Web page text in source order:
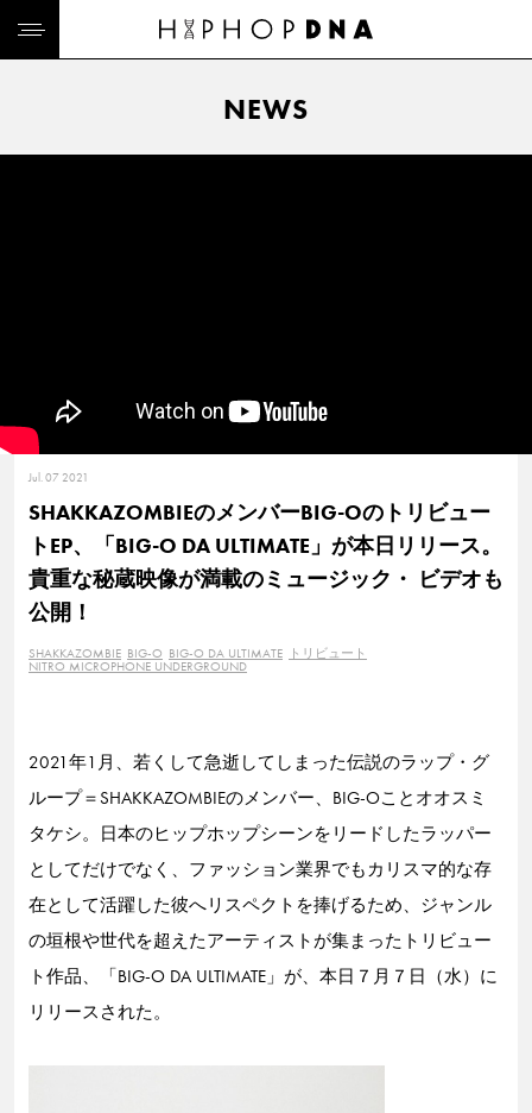
NEWS
Jul. 07 2021
SHAKKAZOMBIEのメンバーBIG-Oのトリビュー
トEP、「BIG-O DA ULTIMATE」が本日リリース。
貴重な秘蔵映像が満載のミュージック・ ビデオも
公開！
SHAKKAZOMBIE BIG-O BIG-O DA ULTIMATE トリビュート
NITRO MICROPHONE UNDERGROUND
2021年1月、若くして急逝してしまった伝説のラップ・グ
ループ＝SHAKKAZOMBIEのメンバー、BIG-Oことオオスミ
タケシ。日本のヒップホップシーンをリードしたラッパー
としてだけでなく、ファッション業界でもカリスマ的な存
在として活躍した彼へリスペクトを捧げるため、ジャンル
の垣根や世代を超えたアーティストが集まったトリビュー
ト作品、「BIG-O DA ULTIMATE」が、本日７月７日（水）に
リリースされた。